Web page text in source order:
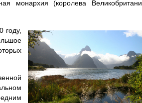
монархия (королева
году,